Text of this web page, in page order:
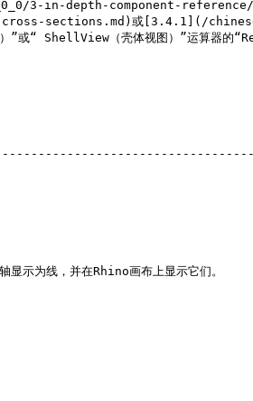
3-in-depth-component-
sections.md)或[3.4.1](/
ShellView（壳体视图）”运算器的
线，并在Rhino画布上显示它们。